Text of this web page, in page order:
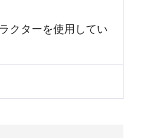
クターを使用してい